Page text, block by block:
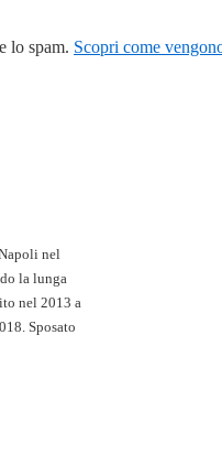
lo spam. Scopri come
nel
la lunga
nel 2013 a
Sposato